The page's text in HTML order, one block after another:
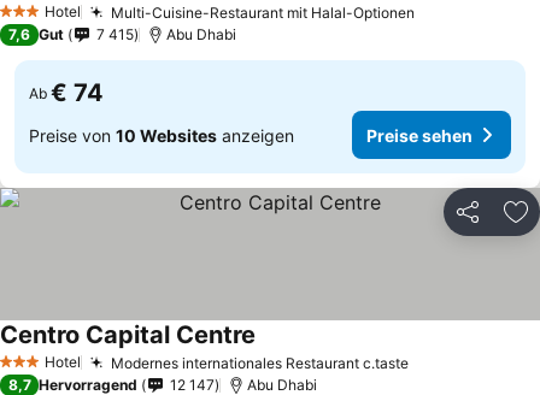
3 SterneHotel Multi-Cuisine-Restaurant mit Halal-Optionen
7,6 Gut 7 415 Abu Dhabi
Ab € 74
Preise von 10 Websites anzeigen Preise sehen
Teilen
3 SterneHotel Modernes internationales Restaurant c.taste
Centro Capital Centre
8,7 Hervorragend 12 147 Abu Dhabi